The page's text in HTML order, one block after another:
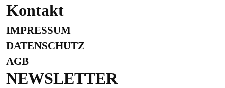
Kontakt
IMPRESSUM
DATENSCHUTZ
AGB
NEWSLETTER